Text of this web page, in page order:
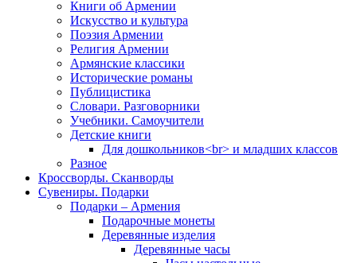
Книги об Армении
Иcкусство и культура
Поэзия Армении
Религия Армении
Армянские классики
Исторические романы
Публицистика
Словари. Разговорники
Учебники. Самоучители
Детские книги
Для дошкольников<br> и младших классов
Разное
Кроссворды. Сканворды
Сувениры. Подарки
Подарки – Армения
Подарочные монеты
Деревянные изделия
Деревянные часы